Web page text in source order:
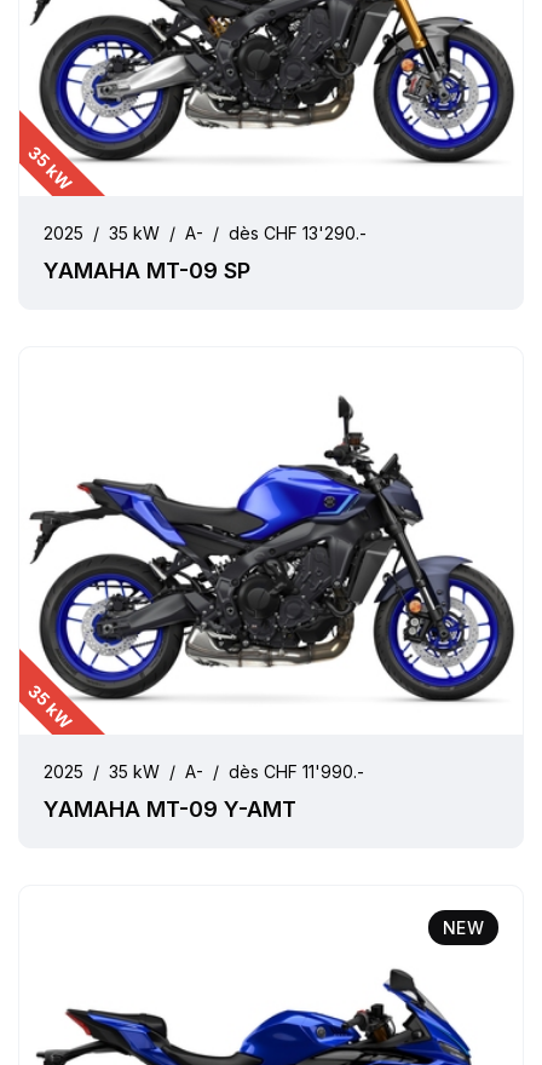
35 kW
2025 / 35 kW / A- / dès CHF 13'290.-
YAMAHA MT-09 SP
35 kW
2025 / 35 kW / A- / dès CHF 11'990.-
YAMAHA MT-09 Y-AMT
NEW